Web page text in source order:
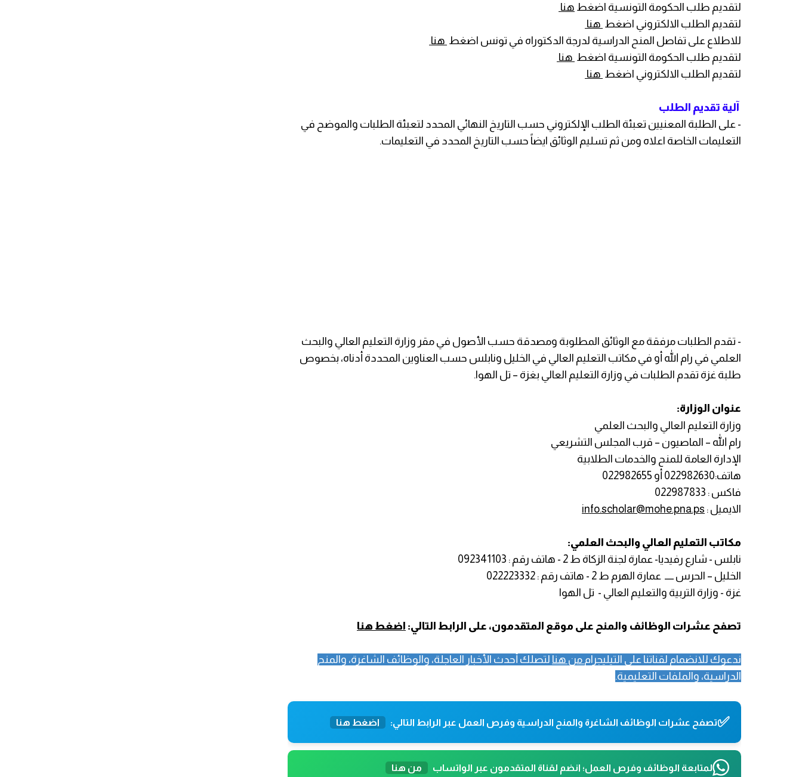
لتقديم طلب الحكومة التونسية اضغط هنا
لتقديم الطلب الالكتروني اضغط هنا
للاطلاع على تفاصل المنح الدراسية لدرجة الدكتوراه في تونس اضغط هنا
لتقديم طلب الحكومة التونسية اضغط هنا
لتقديم الطلب الالكتروني اضغط هنا
آلية تقديم الطلب
- على الطلبة المعنيين تعبئة الطلب الإلكتروني حسب التاريخ النهائي المحدد لتعبئة الطلبات والموضح في
التعليمات الخاصة اعلاه ومن ثم تسليم الوثائق ايضاً حسب التاريخ المحدد في التعليمات.
- تقدم الطلبات مرفقة مع الوثائق المطلوبة ومصدقة حسب الأصول في مقر وزارة التعليم العالي والبحث
العلمي في رام الله أو في مكاتب التعليم العالي في الخليل ونابلس حسب العناوين المحددة أدناه، بخصوص
طلبة غزة تقدم الطلبات في وزارة التعليم العالي بغزة – تل الهوا.
عنوان الوزارة:
وزارة التعليم العالي والبحث العلمي
رام الله – الماصيون – قرب المجلس التشريعي
الإدارة العامة للمنح والخدمات الطلابية
هاتف:022982630 أو 022982655
فاكس : 022987833
الايميل : info.scholar@mohe.pna.ps
مكاتب التعليم العالي والبحث العلمي:
نابلس - شارع رفيديا- عمارة لجنة الزكاة ط 2 - هاتف رقم : 092341103
الخليل – الحرس ـــــ عمارة الهرم ط 2 - هاتف رقم : 022223332
غزة - وزارة التربية والتعليم العالي - تل الهوا
تصفح عشرات الوظائف والمنح على موقع المتقدمون، على الرابط التالي: اضغط هنا
ندعوك للانضمام لقناتنا على التيليجرام من هنا لتصلك أحدث الأخبار العاجلة، والوظائف الشاغرة، والمنح
الدراسية، والملفات التعليمية.
✅تصفح عشرات الوظائف الشاغرة والمنح الدراسية وفرص العمل عبر الرابط التالي: اضغط هنا
لمتابعة الوظائف وفرص العمل؛ انضم لقناة المتقدمون عبر الواتساب من هنا